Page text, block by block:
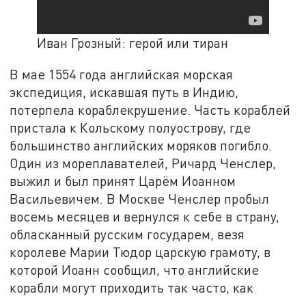
Иван Грозный: герой или тиран
В мае 1554 года английская морская
экспедиция, искавшая путь в Индию,
потерпела кораблекрушение. Часть кораблей
пристала к Кольскому полуострову, где
большинство английских моряков погибло.
Один из мореплавателей, Ричард Ченслер,
выжил и был принят Царём Иоанном
Васильевичем. В Москве Ченслер пробыл
восемь месяцев и вернулся к себе в страну,
обласканный русским государем, везя
королеве Марии Тюдор царскую грамоту, в
которой Иоанн сообщил, что английские
корабли могут приходить так часто, как